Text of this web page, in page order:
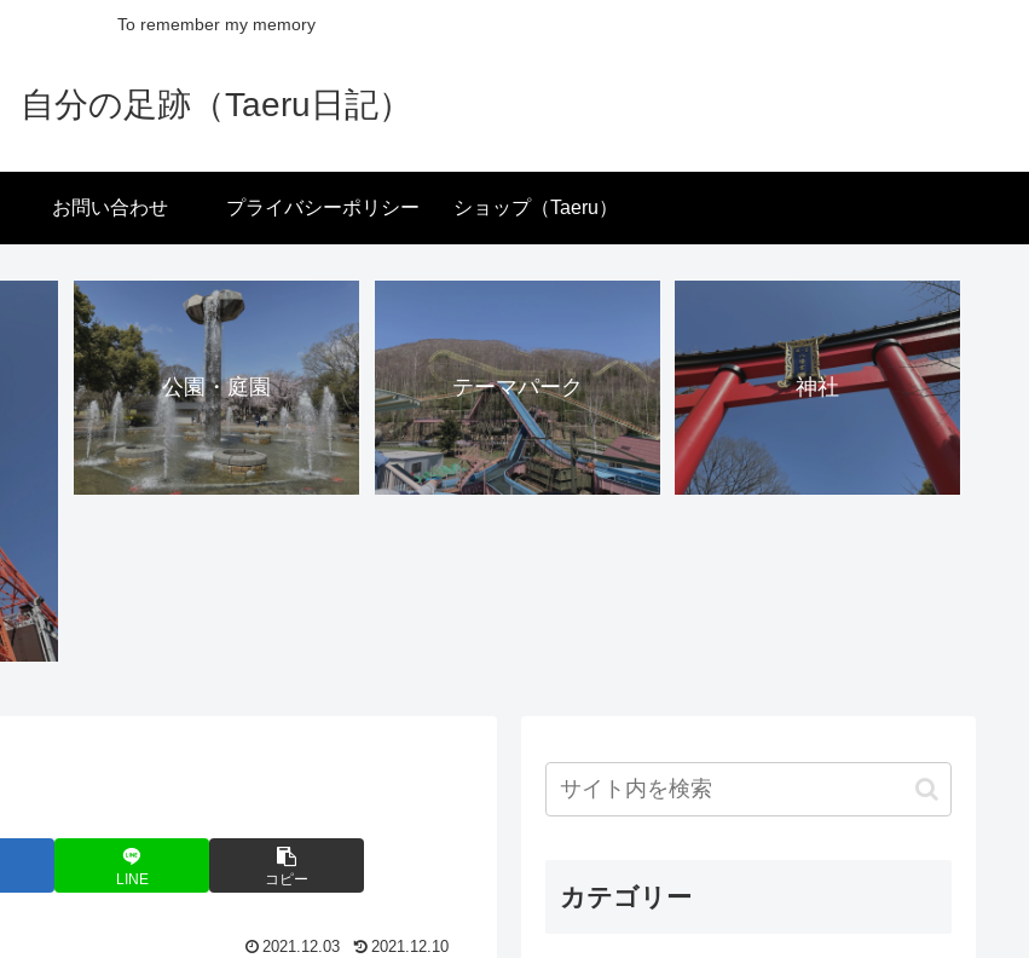
To remember my memory
自分の足跡（Taeru日記）
お問い合わせ プライバシーポリシー ショップ（Taeru）
公園・庭園 テーマパーク 神社
LINE コピー
2021.12.03 2021.12.10
カテゴリー